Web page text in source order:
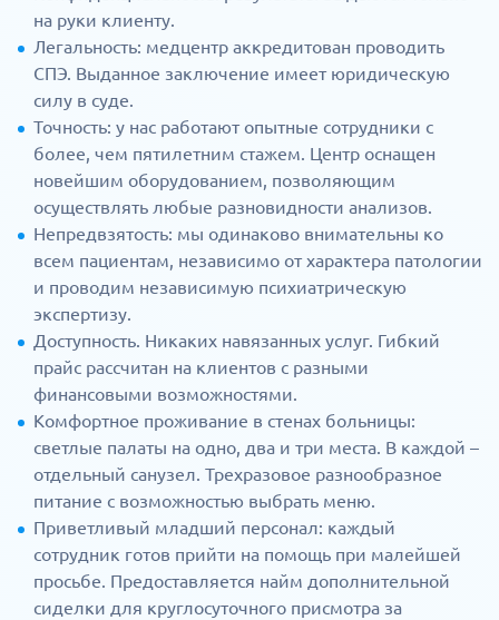
на руки клиенту.
Легальность: медцентр аккредитован проводить
СПЭ. Выданное заключение имеет юридическую
силу в суде.
Точность: у нас работают опытные сотрудники с
более, чем пятилетним стажем. Центр оснащен
новейшим оборудованием, позволяющим
осуществлять любые разновидности анализов.
Непредвзятость: мы одинаково внимательны ко
всем пациентам, независимо от характера патологии
и проводим независимую психиатрическую
экспертизу.
Доступность. Никаких навязанных услуг. Гибкий
прайс рассчитан на клиентов с разными
финансовыми возможностями.
Комфортное проживание в стенах больницы:
светлые палаты на одно, два и три места. В каждой –
отдельный санузел. Трехразовое разнообразное
питание с возможностью выбрать меню.
Приветливый младший персонал: каждый
сотрудник готов прийти на помощь при малейшей
просьбе. Предоставляется найм дополнительной
сиделки для круглосуточного присмотра за